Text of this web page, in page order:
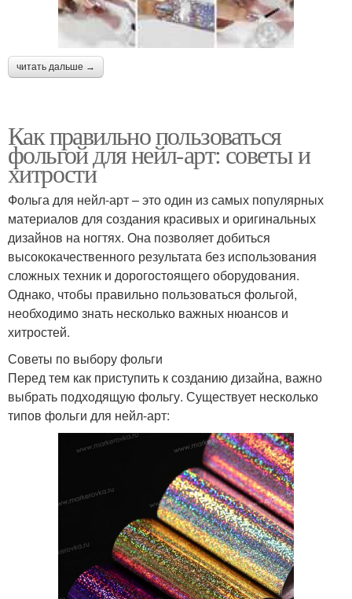
читать дальше →
Как правильно пользоваться
фольгой для нейл-арт: советы и
хитрости
Фольга для нейл-арт – это один из самых популярных
материалов для создания красивых и оригинальных
дизайнов на ногтях. Она позволяет добиться
высококачественного результата без использования
сложных техник и дорогостоящего оборудования.
Однако, чтобы правильно пользоваться фольгой,
необходимо знать несколько важных нюансов и
хитростей.
Советы по выбору фольги
Перед тем как приступить к созданию дизайна, важно
выбрать подходящую фольгу. Существует несколько
типов фольги для нейл-арт: